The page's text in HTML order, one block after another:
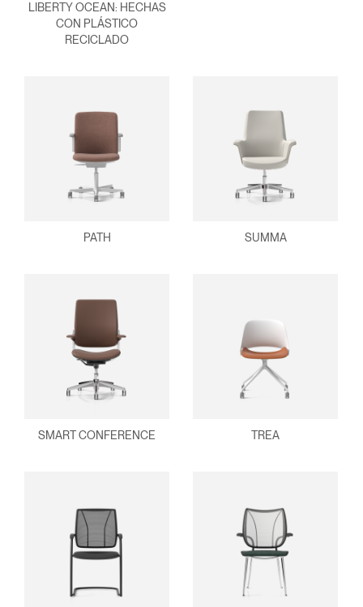
LIBERTY OCEAN: HECHAS
CON PLÁSTICO
RECICLADO
PATH SUMMA
SMART CONFERENCE TREA